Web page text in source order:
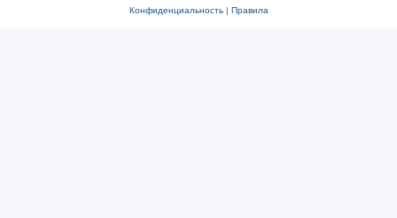
Конфиденциальность| Правила